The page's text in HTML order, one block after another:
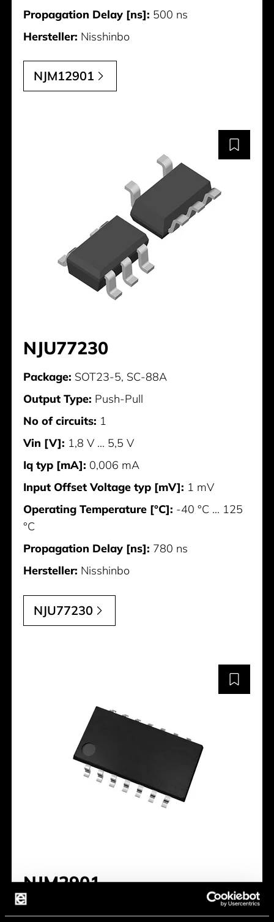
Propagation Delay [ns]: 500 ns
Hersteller: Nisshinbo
NJM12901
NJU77230
Package: SOT23-5, SC-88A
Output Type: Push-Pull
No of circuits: 1
Vin [V]: 1,8 V ... 5,5 V
Iq typ [mA]: 0,006 mA
Input Offset Voltage typ [mV]: 1 mV
Operating Temperature [°C]: -40 °C ... 125
°C
Propagation Delay [ns]: 780 ns
Hersteller: Nisshinbo
NJU77230
NJM2901